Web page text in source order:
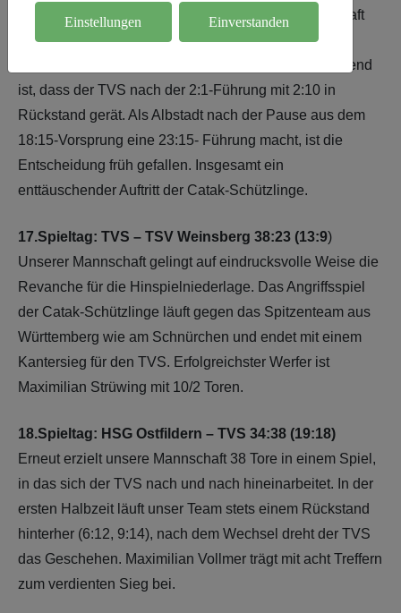
im Jahr 2026 nicht viel zusammen. Unsere Mannschaft
muss sich dem überzeugend aufspielenden
Tabellenführer klar geschlagen geben. Vorentscheidend
ist, dass der TVS nach der 2:1-Führung mit 2:10 in
Rückstand gerät. Als Albstadt nach der Pause aus dem
18:15-Vorsprung eine 23:15- Führung macht, ist die
Entscheidung früh gefallen. Insgesamt ein
enttäuschender Auftritt der Catak-Schützlinge.
17.Spieltag: TVS – TSV Weinsberg 38:23 (13:9)
Unserer Mannschaft gelingt auf eindrucksvolle Weise die
Revanche für die Hinspielniederlage. Das Angriffsspiel
der Catak-Schützlinge läuft gegen das Spitzenteam aus
Württemberg wie am Schnürchen und endet mit einem
Kantersieg für den TVS. Erfolgreichster Werfer ist
Maximilian Strüwing mit 10/2 Toren.
18.Spieltag: HSG Ostfildern – TVS 34:38 (19:18)
Erneut erzielt unsere Mannschaft 38 Tore in einem Spiel,
in das sich der TVS nach und nach hineinarbeitet. In der
ersten Halbzeit läuft unser Team stets einem Rückstand
hinterher (6:12, 9:14), nach dem Wechsel dreht der TVS
das Geschehen. Maximilian Vollmer trägt mit acht Treffern
zum verdienten Sieg bei.
Einstellungen Einverstanden